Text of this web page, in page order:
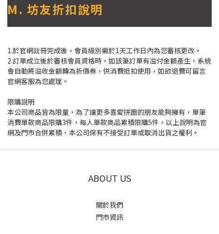
M. 坊友折扣說明
1.於官網註冊完成後，會員級別需於1天工作日內為您審核更改。
2.訂單成立後於審核會員資格時，如該筆訂單有溢付金額產生，系統
會自動將溢收金額轉為折價券，供消費抵扣使用，如欲退費可留言
官網客服為您處理。
限購說明
本公司商品皆為限量，為了讓更多喜愛拼圖的朋友能夠擁有，單筆
消費單款商品限購3件，每人單款商品累積限購5件，以上說明為官
網及門市合併累積，本公司保有不接受訂單或取消出貨之權利。
ABOUT US
關於我們
門市資訊